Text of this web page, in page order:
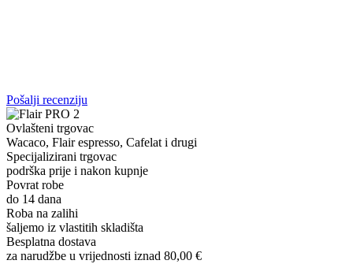
Pošalji recenziju
Ovlašteni trgovac
Wacaco, Flair espresso, Cafelat i drugi
Specijalizirani trgovac
podrška prije i nakon kupnje
Povrat robe
do 14 dana
Roba na zalihi
šaljemo iz vlastitih skladišta
Besplatna dostava
za narudžbe u vrijednosti iznad 80,00 €